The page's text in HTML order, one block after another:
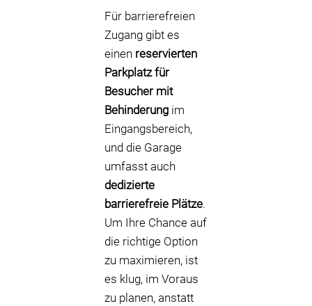
Für barrierefreien
Zugang gibt es
einen reservierten
Parkplatz für
Besucher mit
Behinderung im
Eingangsbereich,
und die Garage
umfasst auch
dedizierte
barrierefreie Plätze.
Um Ihre Chance auf
die richtige Option
zu maximieren, ist
es klug, im Voraus
zu planen, anstatt